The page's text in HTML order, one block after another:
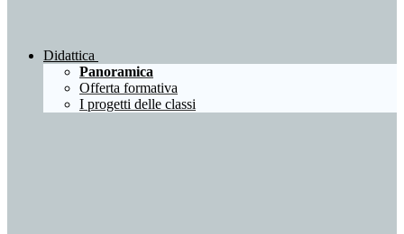
Didattica
Panoramica
Offerta formativa
I progetti delle classi